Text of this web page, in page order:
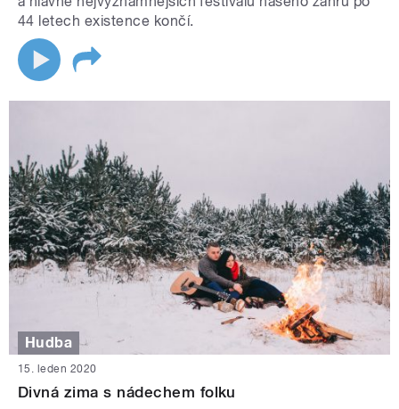
44 letech existence končí.
Hudba
15. leden 2020
Divná zima s nádechem folku